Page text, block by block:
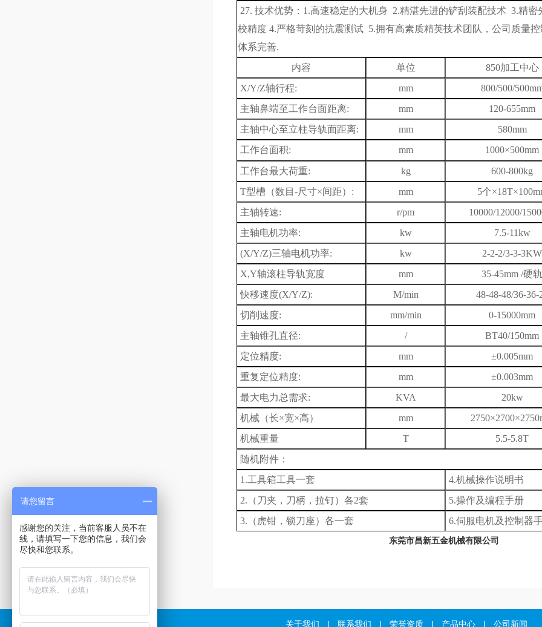
27. 技术优势：1.高速稳定的大机身 2.精湛先进的铲刮装配技术 3.精密
校精度 4.严格苛刻的抗震测试 5.拥有高素质精英技术团队，公司质量
体系完善.
内容
单位 850加工中心
X/Y/Z轴行程: mm 800/500/500
主轴鼻端至工作台面距离: mm 1 20-655mm
主轴中心至立柱导轨面距离: mm
580mm
工作台面积: mm 1000×500mm
工作台最大荷重: kg 600-800kg
T型槽（数目-尺寸×间距） : mm 5个×18T×100
主轴转速: r/pm
10000/12000/
主轴电机功率: kw
7.5-11kw
(X/Y/Z)三轴电机功率: kw
2-2-2/3-3-3KW
X,Y轴滚柱导轨宽度
mm
35-45mm /硬轨
快移速度(X/Y/Z): M/min
48-48-48/36-36-
切削速度: mm/min 0-15000mm
主轴锥孔直径:
/
BT40/150mm
定位精度: mm ±0.005mm
重复定位精度: mm ±0.003mm
最大电力总需求: KVA
20kw
机械 （长×宽×高） mm 2750×2700×2750
机械重量
T
5.5-5.8T
随机附件：
1.工具箱工具一套
4.机械操作说明书
2. （刀夹，刀柄，拉钉）各2套 5.操作及编程手册
3. （虎钳，锁刀座）各一套 6.伺服电机及控制器
东莞市昌新五金机械有限公司
关于我们 | 联系我们 | 荣誉资质 | 产品中心 | 公司新闻
请您留言
感谢您的关注，当前客服人员不在
线，请填写一下您的信息，我们会
尽快和您联系。